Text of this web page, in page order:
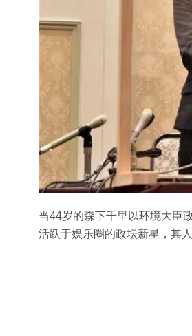
当44岁的森下千里以环境大臣
活跃于娱乐圈的政坛新星，其